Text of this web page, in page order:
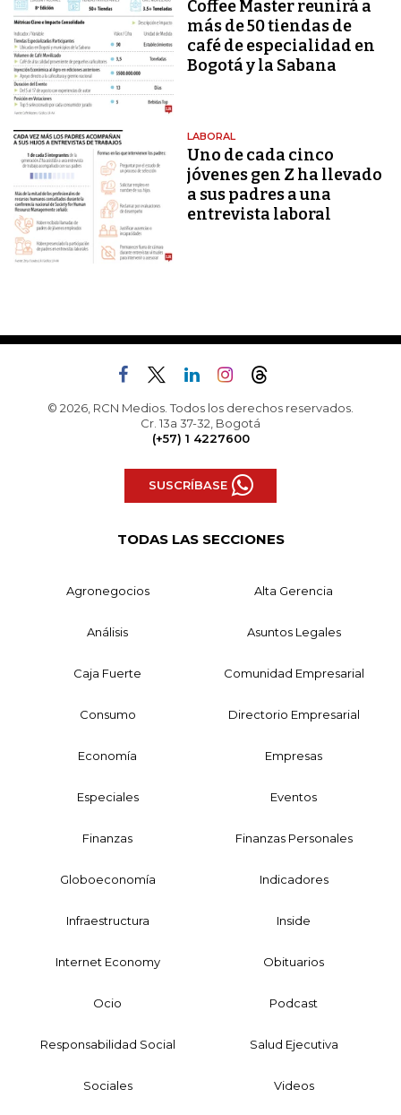
Coffee Master reunirá a
más de 50 tiendas de
café de especialidad en
Bogotá y la Sabana
LABORAL
Uno de cada cinco
jóvenes gen Z ha llevado
a sus padres a una
entrevista laboral
© 2026, RCN Medios. Todos los derechos reservados.
Cr. 13a 37-32, Bogotá
(+57) 1 4227600
SUSCRÍBASE
TODAS LAS SECCIONES
Agronegocios Alta Gerencia
Análisis Asuntos Legales
Caja Fuerte Comunidad Empresarial
Consumo Directorio Empresarial
Economía Empresas
Especiales Eventos
Finanzas Finanzas Personales
Globoeconomía Indicadores
Infraestructura Inside
Internet Economy Obituarios
Ocio Podcast
Responsabilidad Social Salud Ejecutiva
Sociales Videos